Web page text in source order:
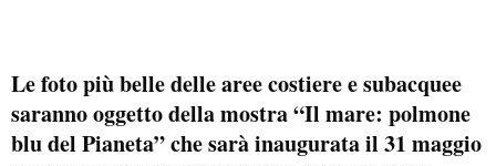
Le foto più belle delle aree costiere e subacquee
saranno oggetto della mostra “Il mare: polmone
blu del Pianeta” che sarà inaugurata il 31 maggio